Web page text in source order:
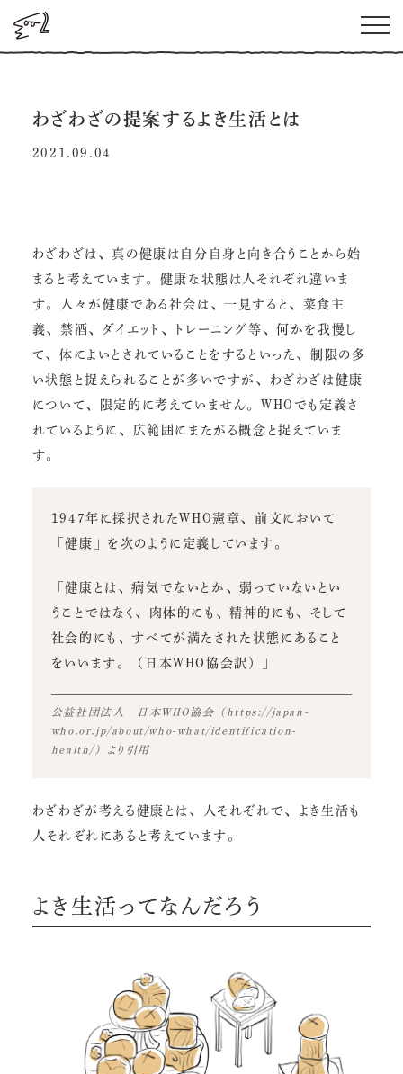
わざわざの提案するよき生活とは
2021.09.04
わざわざは、真の健康は自分自身と向き合うことから始
まると考えています。健康な状態は人それぞれ違いま
す。人々が健康である社会は、一見すると、菜食主
義、禁酒、ダイエット、トレーニング等、何かを我慢し
て、体によいとされていることをするといった、制限の多
い状態と捉えられることが多いですが、わざわざは健康
について、限定的に考えていません。WHOでも定義さ
れているように、広範囲にまたがる概念と捉えていま
す。
1947年に採択されたWHO憲章、前文において
「健康」を次のように定義しています。
「健康とは、病気でないとか、弱っていないとい
うことではなく、肉体的にも、精神的にも、そして
社会的にも、すべてが満たされた状態にあること
をいいます。（日本WHO協会訳）」
公益社団法人 日本WHO協会（https://japan-
who.or.jp/about/who-what/identification-
health/）より引用
わざわざが考える健康とは、人それぞれで、よき生活も
人それぞれにあると考えています。
よき生活ってなんだろう